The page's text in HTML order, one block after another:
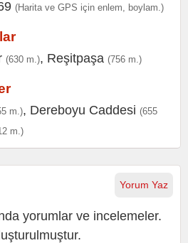
(Harita ve GPS için enlem, boylam.)
(630 m.), Reşitpaşa (756 m.)
m.), Dereboyu Caddesi (655
m.)
Yorum Yaz
yorumlar ve incelemeler.